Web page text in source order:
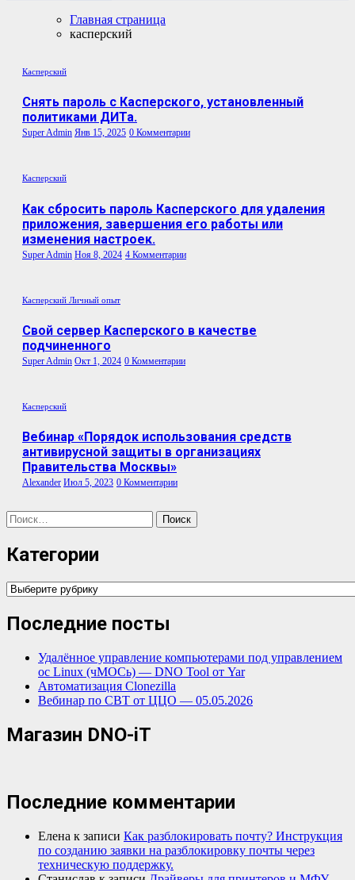
Главная страница
касперский
Касперский
Снять пароль с Касперского, установленный
политиками ДИТа.
Super Admin Янв 15, 2025 0 Комментарии
Касперский
Как сбросить пароль Касперского для удаления
приложения, завершения его работы или
изменения настроек.
Super Admin Ноя 8, 2024 4 Комментарии
Касперский Личный опыт
Свой сервер Касперского в качестве
подчиненного
Super Admin Окт 1, 2024 0 Комментарии
Касперский
Вебинар «Порядок использования средств
антивирусной защиты в организациях
Правительства Москвы»
Alexander Июл 5, 2023 0 Комментарии
Найти:
Категории
Категории
Последние посты
Удалённое управление компьютерами под управлением
ос Linux (чМОСь) — DNO Tool от Yar
Автоматизация Clonezilla
Вебинар по СВТ от ЦЦО — 05.05.2026
Магазин DNO-iT
Последние комментарии
Елена к записи Как разблокировать почту? Инструкция
по созданию заявки на разблокировку почты через
техническую поддержку.